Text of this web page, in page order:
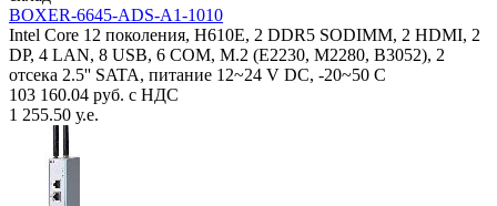
BOXER-6645-ADS-A1-1010
Intel Core 12 поколения, H610E, 2 DDR5 SODIMM, 2 HDMI, 2
DP, 4 LAN, 8 USB, 6 COM, M.2 (E2230, M2280, B3052), 2
отсека 2.5'' SATA, питание 12~24 V DC, -20~50 C
103 160.04 руб. с НДС
1 255.50 у.е.